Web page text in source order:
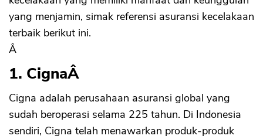
yang menjamin, simak referensi asuransi kecelakaan
terbaik berikut ini.
Â
1. CignaÂ
Cigna adalah perusahaan asuransi global yang
sudah beroperasi selama 225 tahun. Di Indonesia
sendiri, Cigna telah menawarkan produk-produk